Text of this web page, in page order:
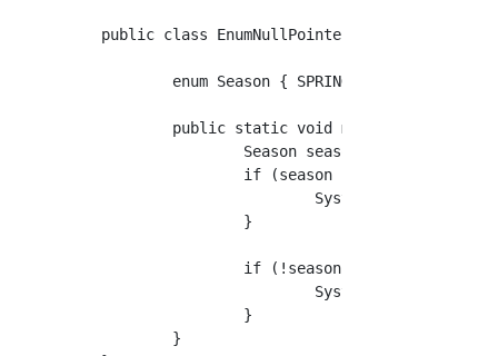
public class EnumNullPointerExceptionTest {